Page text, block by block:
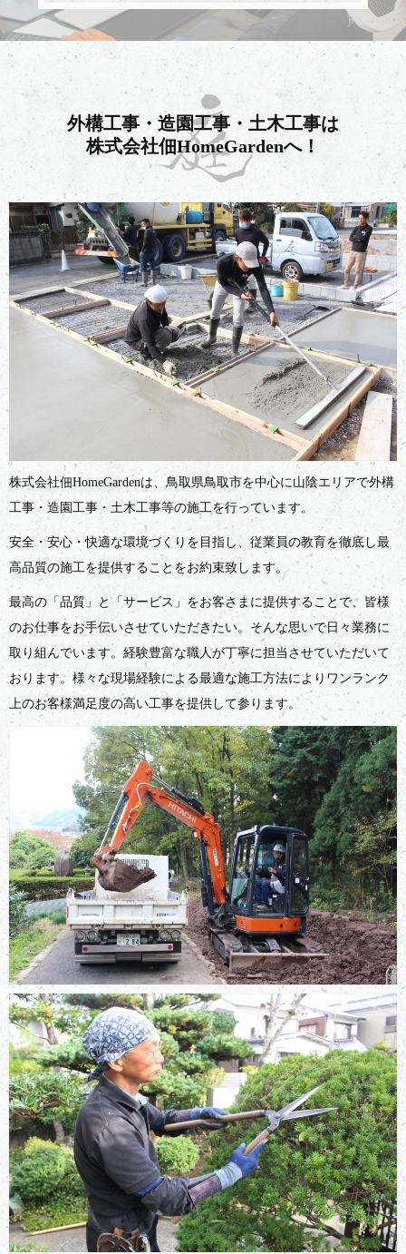
外構工事・造園工事・土木工事は
株式会社佃HomeGardenへ！
株式会社佃HomeGardenは、鳥取県鳥取市を中心に山陰エリアで外構
工事・造園工事・土木工事等の施工を行っています。
安全・安心・快適な環境づくりを目指し、従業員の教育を徹底し最
高品質の施工を提供することをお約束致します。
最高の「品質」と「サービス」をお客さまに提供することで、皆様
のお仕事をお手伝いさせていただきたい。そんな思いで日々業務に
取り組んでいます。経験豊富な職人が丁寧に担当させていただいて
おります。様々な現場経験による最適な施工方法によりワンランク
上のお客様満足度の高い工事を提供して参ります。